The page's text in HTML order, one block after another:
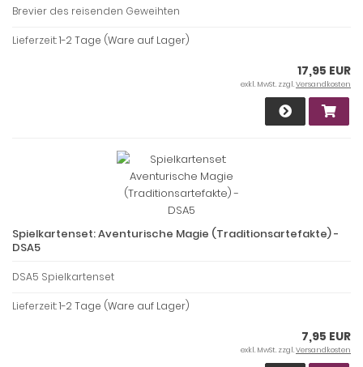
Brevier des reisenden Geweihten
Lieferzeit:1-2 Tage (Ware auf Lager)
17,95 EUR
exkl. MwSt. zzgl.Versandkosten
Spielkartenset: Aventurische Magie (Traditionsartefakte) -
DSA5
DSA5 Spielkartenset
Lieferzeit:1-2 Tage (Ware auf Lager)
7,95 EUR
exkl. MwSt. zzgl.Versandkosten